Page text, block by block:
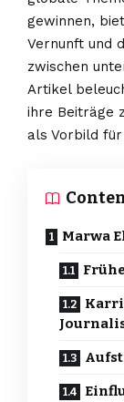
gewinnen,
Vernunft und
zwischen
Artikel
ihre Beiträge
als Vorbild für
Marwa